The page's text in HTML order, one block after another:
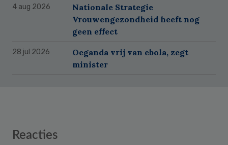
4 aug 2026
Nationale Strategie
Vrouwengezondheid heeft nog
geen effect
28 jul 2026
Oeganda vrij van ebola, zegt
minister
Reader
Reacties